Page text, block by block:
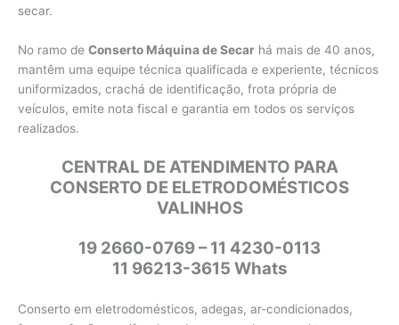
secar.
No ramo de Conserto Máquina de Secar há mais de 40 anos,
mantêm uma equipe técnica qualificada e experiente, técnicos
uniformizados, crachá de identificação, frota própria de
veículos, emite nota fiscal e garantia em todos os serviços
realizados.
CENTRAL DE ATENDIMENTO PARA
CONSERTO DE ELETRODOMÉSTICOS
VALINHOS
19 2660-0769 – 11 4230-0113
11 96213-3615 Whats
Conserto em eletrodomésticos, adegas, ar-condicionados,